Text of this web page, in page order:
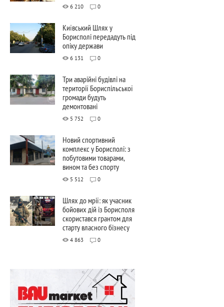
6 210 0
Київський Шлях у
Борисполі передадуть під
опіку держави
6 131 0
Три аварійні будівлі на
території Бориспільської
громади будуть
демонтовані
5 752 0
Новий спортивний
комплекс у Борисполі: з
побутовими товарами,
вином та без спорту
5 512 0
Шлях до мрії: як учасник
бойових дій із Борисполя
скористався грантом для
старту власного бізнесу
4 863 0